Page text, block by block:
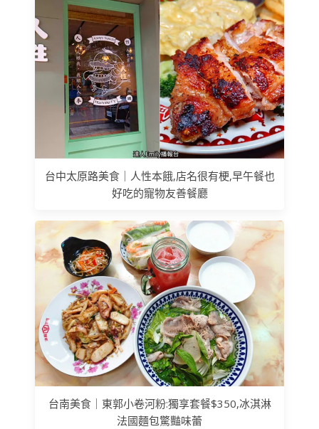
台中太原路美食｜人性本餓,店名很有梗,早午餐也
好吃的寵物友善餐廳
台南美食｜東郭小卷河粉:獨享套餐$350,冰淇淋
法國麵包驚豔味蕾